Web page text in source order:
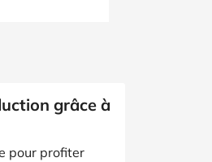
grâce à
pour profiter